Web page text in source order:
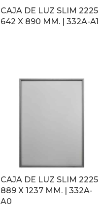
CAJA DE LUZ SLIM 2225
642 X 890 MM. | 332A-A1
CAJA DE LUZ SLIM 2225
889 X 1237 MM. | 332A-
A0